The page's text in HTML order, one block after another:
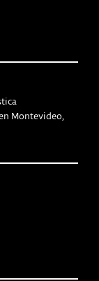
Montevideo,